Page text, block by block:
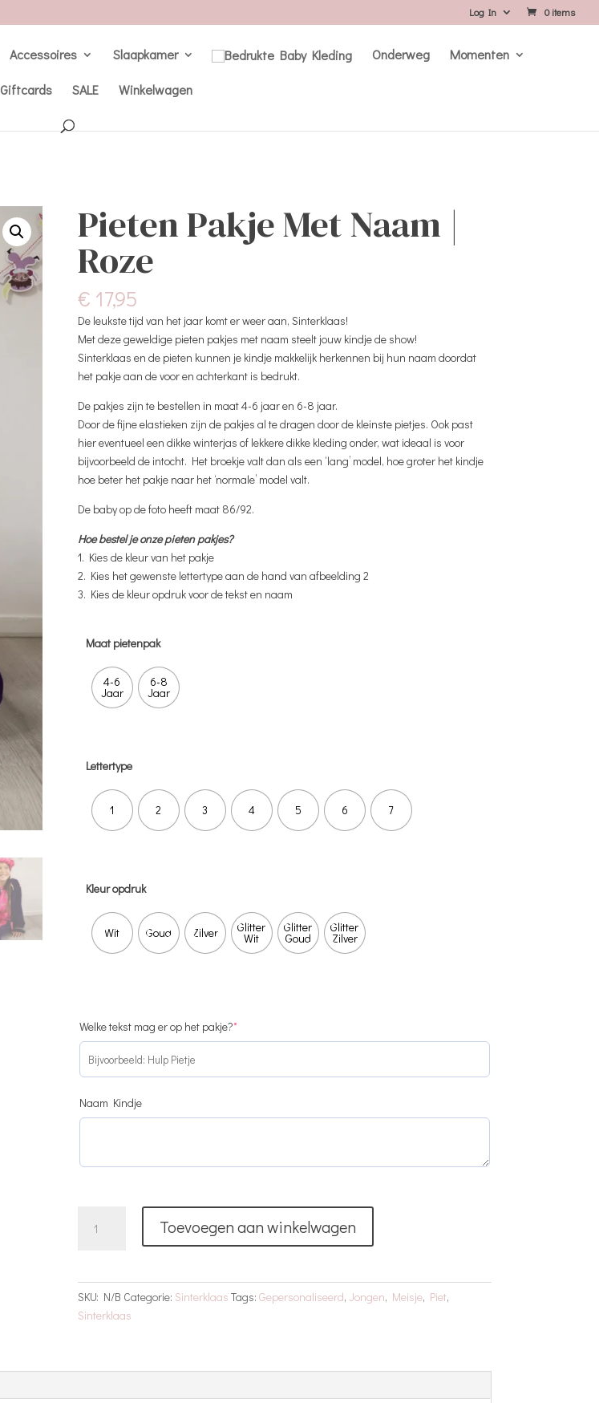
Log In 0 items
Accessoires Slaapkamer Onderweg Momenten
Giftcards SALE Winkelwagen
Pieten Pakje Met Naam |
Roze
€ 17,95
De leukste tijd van het jaar komt er weer aan, Sinterklaas!
Met deze geweldige pieten pakjes met naam steelt jouw kindje de show!
Sinterklaas en de pieten kunnen je kindje makkelijk herkennen bij hun naam doordat
het pakje aan de voor en achterkant is bedrukt.
De pakjes zijn te bestellen in maat 4-6 jaar en 6-8 jaar.
Door de fijne elastieken zijn de pakjes al te dragen door de kleinste pietjes. Ook past
hier eventueel een dikke winterjas of lekkere dikke kleding onder, wat ideaal is voor
bijvoorbeeld de intocht. Het broekje valt dan als een ‘lang’ model, hoe groter het kindje
hoe beter het pakje naar het ‘normale’ model valt.
De baby op de foto heeft maat 86/92.
Hoe bestel je onze pieten pakjes?
1. Kies de kleur van het pakje
2. Kies het gewenste lettertype aan de hand van afbeelding 2
3. Kies de kleur opdruk voor de tekst en naam
Maat pietenpak
4-6
Jaar
6-8
Jaar
Lettertype
1 2 3 4 5 6 7
Kleur opdruk
Wit Goud Zilver Glitter
Wit
Glitter
Goud
Glitter
Zilver
Welke tekst mag er op het pakje?*(required)
Naam Kindje
Pakje
Toevoegen aan winkelwagen
SKU: N/B Categorie: Sinterklaas Tags: Gepersonaliseerd, Jongen, Meisje, Piet,
Sinterklaas